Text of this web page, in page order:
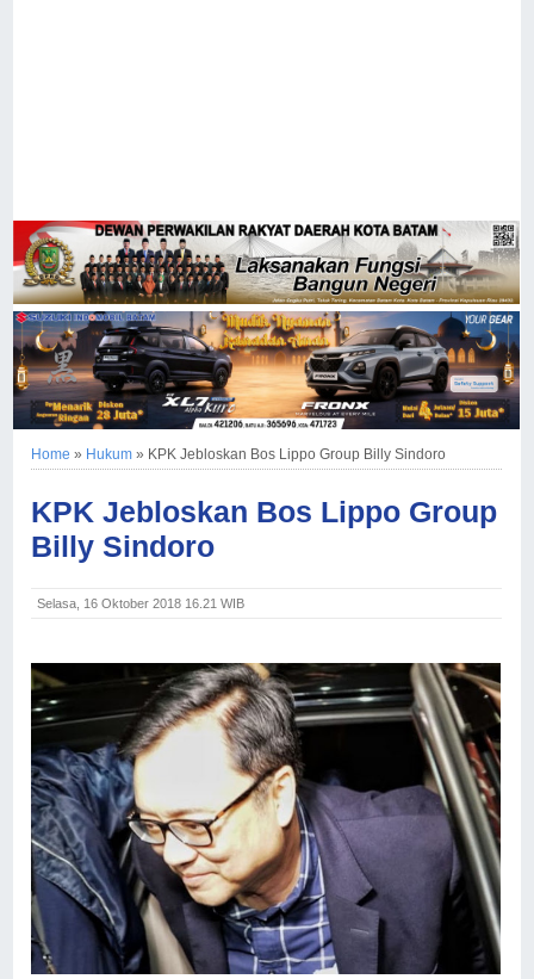
Home » Hukum » KPK Jebloskan Bos Lippo Group Billy Sindoro
KPK Jebloskan Bos Lippo Group
Billy Sindoro
Selasa, 16 Oktober 2018 16.21 WIB